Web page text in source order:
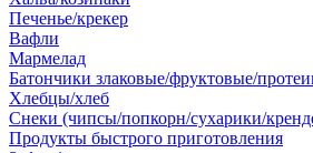
Печенье/крекер
Вафли
Мармелад
Батончики злаковые/фруктовые/
Хлебцы/хлеб
Снеки (чипсы/попкорн/сухарики/
Продукты быстрого приготовления